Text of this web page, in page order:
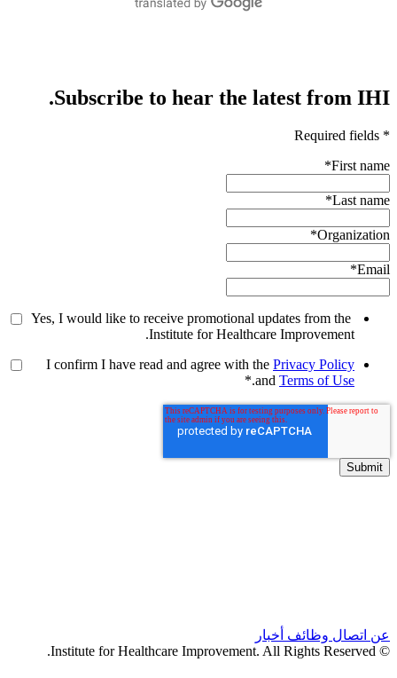
Subscribe to hear the latest from IHI.
* Required fields
First name
*
Last name
*
Organization
*
Email
*
Yes, I would like to receive promotional updates from the
Institute for Healthcare Improvement.
I confirm I have read and agree with the Privacy Policy
and Terms of Use
.
*
عن اتصال وظائف أخبار
© Institute for Healthcare Improvement. All Rights Reserved.